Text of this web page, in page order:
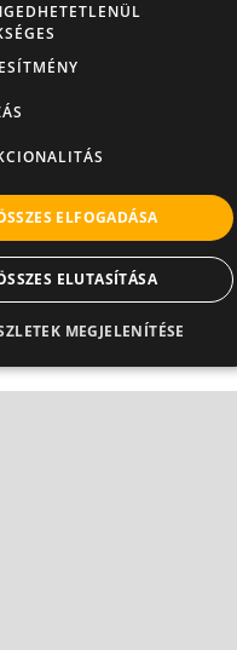
dohányzásról: 3
ELFOGADÁSA
ELUTASÍTÁSA
MEGJELENÍTÉSE